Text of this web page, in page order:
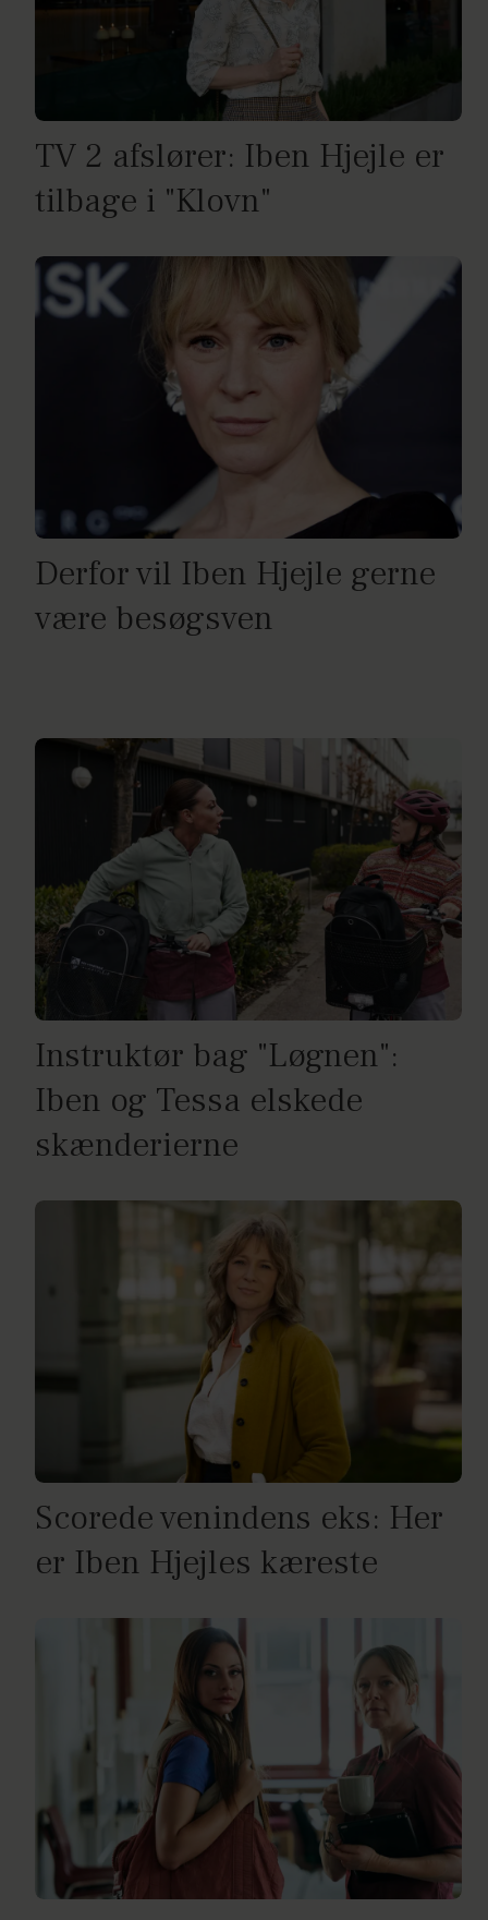
TV 2 afslører: Iben Hjejle er
tilbage i "Klovn"
Derfor vil Iben Hjejle gerne
være besøgsven
Instruktør bag "Løgnen":
Iben og Tessa elskede
skænderierne
Scorede venindens eks: Her
er Iben Hjejles kæreste